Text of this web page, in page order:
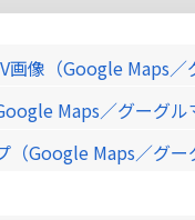
像（Google Maps／
Maps／グーグル
Google Maps／グー